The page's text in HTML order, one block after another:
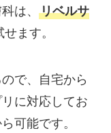
は、 リベルサ
ます。
で、自宅から
に対応してお
可能です。